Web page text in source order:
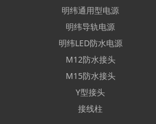
明纬通用型电源
明纬导轨电源
明纬LED防水电源
M12防水接头
M15防水接头
Y型接头
接线柱